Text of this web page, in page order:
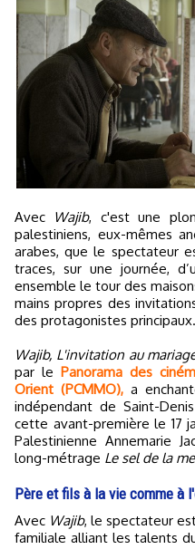
Avec Wajib, c'est une
palestiniens, eux-mêmes
arabes, que le spectateur
traces, sur une journée,
ensemble le tour des
mains propres des
des protagonistes principaux.
Wajib, L'invitation au
par le Panorama des
Orient (PCMMO), a
indépendant de Saint-
cette avant-première le 17
Palestinienne Annemarie
long-métrage Le sel de la
Père et fils à la vie comme à
Avec Wajib, le spectateur
familiale alliant les talents